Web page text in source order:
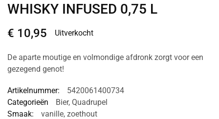
WHISKY INFUSED 0,75 L
€ 10,95 Uitverkocht
De aparte moutige en volmondige afdronk zorgt voor een
gezegend genot!
Artikelnummer:
5420061400734
Categorieën
Bier, Quadrupel
Smaak:
vanille, zoethout